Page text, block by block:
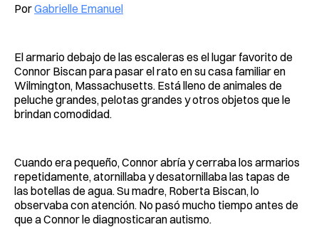
PorGabrielle Emanuel
El armario debajo de las escaleras es el lugar favorito de
Connor Biscan para pasar el rato en su casa familiar en
Wilmington, Massachusetts. Está lleno de animales de
peluche grandes, pelotas grandes y otros objetos que le
brindan comodidad.
Cuando era pequeño, Connor abría y cerraba los armarios
repetidamente, atornillaba y desatornillaba las tapas de
las botellas de agua. Su madre, Roberta Biscan, lo
observaba con atención. No pasó mucho tiempo antes de
que a Connor le diagnosticaran autismo.